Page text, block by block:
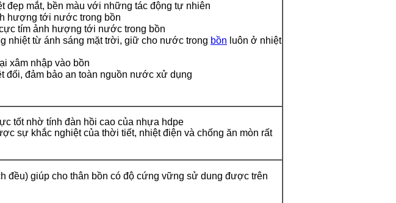
đẹp mắt, bền màu với những tác động tự nhiên
hượng tới nước trong bồn
tím ảnh hượng tới nước trong bồn
nhiệt từ ánh sáng mặt trời, giữ cho nước trong bồn luôn ở nhiệt
xâm nhập vào bồn
đối, đảm bảo an toàn nguồn nước xử dụng
tốt nhờ tính đàn hồi cao của nhựa hdpe
sự khắc nghiệt của thời tiết, nhiệt điện và chống ăn mòn rất
đều) giúp cho thân bồn có độ cứng vững sử dung được trên